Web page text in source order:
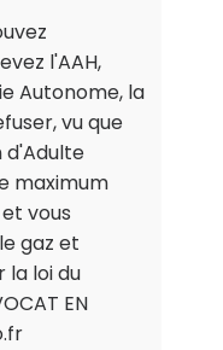
l'AAH,
Autonome, la
vu que
d'Adulte
maximum
vous
gaz et
la loi du
EN